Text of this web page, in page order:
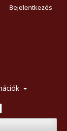
Bejelentkezés